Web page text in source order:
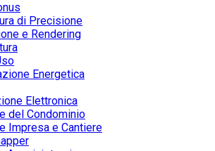
di Precisione
e Rendering
Energetica
Elettronica
del Condominio
Impresa e Cantiere